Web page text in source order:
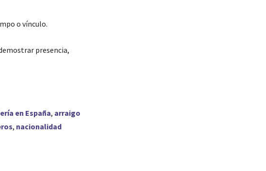
o vínculo.
presencia,
en España, arraigo
, nacionalidad